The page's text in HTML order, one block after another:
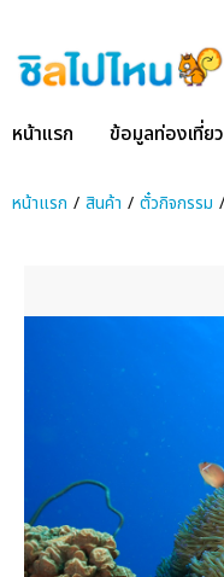
หน้าแรก ข้อมูลท่องเที่ยว
หน้าแรก สินค้า ตั๋วกิจกรรม